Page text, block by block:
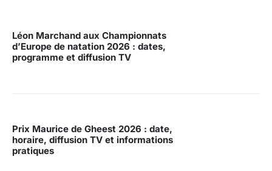
Léon Marchand aux Championnats
d’Europe de natation 2026 : dates,
programme et diffusion TV
Prix Maurice de Gheest 2026 : date,
horaire, diffusion TV et informations
pratiques